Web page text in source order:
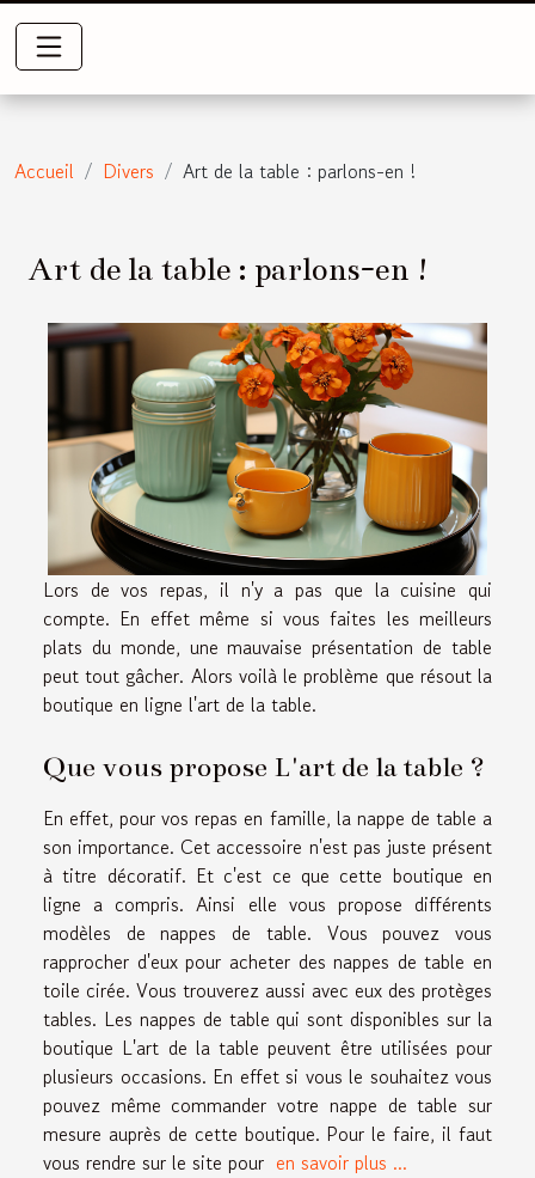
Accueil Divers Art de la table : parlons-en !
Art de la table : parlons-en !
Lors de vos repas, il n'y a pas que la cuisine qui
compte. En effet même si vous faites les meilleurs
plats du monde, une mauvaise présentation de table
peut tout gâcher. Alors voilà le problème que résout la
boutique en ligne l'art de la table.
Que vous propose L'art de la table ?
En effet, pour vos repas en famille, la nappe de table a
son importance. Cet accessoire n'est pas juste présent
à titre décoratif. Et c'est ce que cette boutique en
ligne a compris. Ainsi elle vous propose différents
modèles de nappes de table. Vous pouvez vous
rapprocher d'eux pour acheter des nappes de table en
toile cirée. Vous trouverez aussi avec eux des protèges
tables. Les nappes de table qui sont disponibles sur la
boutique L'art de la table peuvent être utilisées pour
plusieurs occasions. En effet si vous le souhaitez vous
pouvez même commander votre nappe de table sur
mesure auprès de cette boutique. Pour le faire, il faut
vous rendre sur le site pour en savoir plus ...